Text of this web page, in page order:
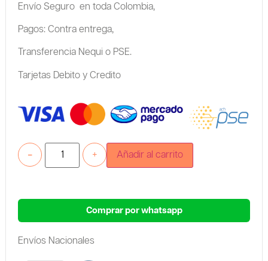
Envío Seguro en toda Colombia,
Pagos: Contra entrega,
Transferencia Nequi o PSE.
Tarjetas Debito y Credito
+
- Añadir al carrito
Comprar por whatsapp
Envíos Nacionales